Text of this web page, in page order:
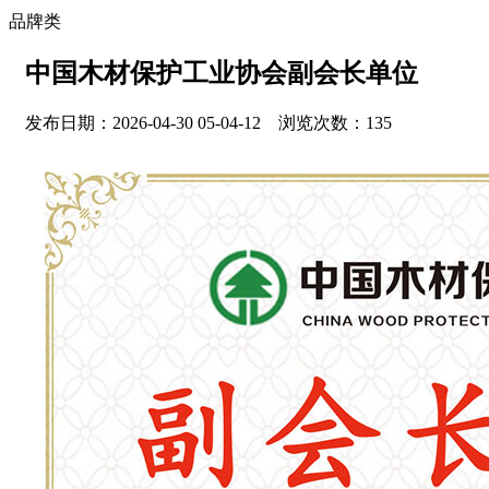
品牌类
中国木材保护工业协会副会长单位
发布日期：2026-04-30 05-04-12 浏览次数：135